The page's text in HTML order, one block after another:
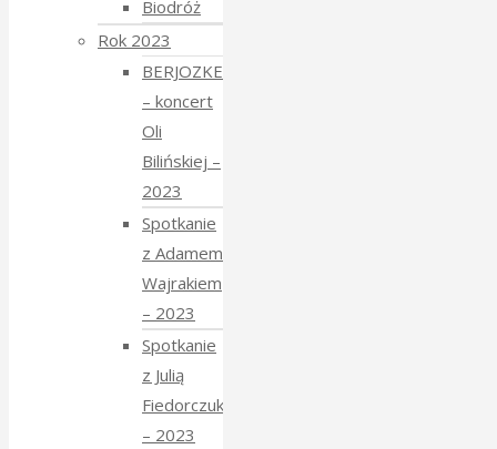
Biodróż
Rok 2023
BERJOZKELE
– koncert
Oli
Bilińskiej –
2023
Spotkanie
z Adamem
Wajrakiem
– 2023
Spotkanie
z Julią
Fiedorczuk
– 2023